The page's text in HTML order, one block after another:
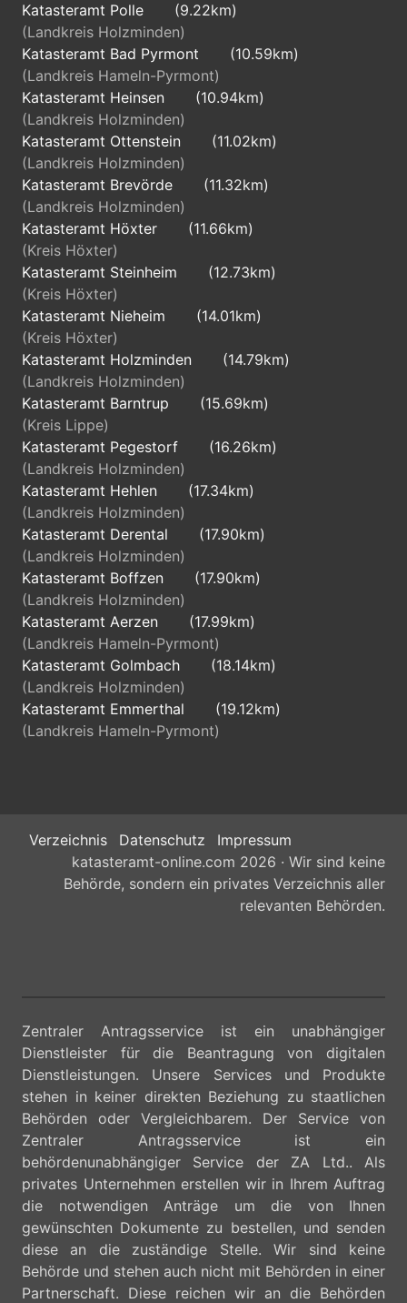
Katasteramt Polle
(9.22km)
(Landkreis Holzminden)
Katasteramt Bad Pyrmont
(10.59km)
(Landkreis Hameln-Pyrmont)
Katasteramt Heinsen
(10.94km)
(Landkreis Holzminden)
Katasteramt Ottenstein
(11.02km)
(Landkreis Holzminden)
Katasteramt Brevörde
(11.32km)
(Landkreis Holzminden)
Katasteramt Höxter
(11.66km)
(Kreis Höxter)
Katasteramt Steinheim
(12.73km)
(Kreis Höxter)
Katasteramt Nieheim
(14.01km)
(Kreis Höxter)
Katasteramt Holzminden
(14.79km)
(Landkreis Holzminden)
Katasteramt Barntrup
(15.69km)
(Kreis Lippe)
Katasteramt Pegestorf
(16.26km)
(Landkreis Holzminden)
Katasteramt Hehlen
(17.34km)
(Landkreis Holzminden)
Katasteramt Derental
(17.90km)
(Landkreis Holzminden)
Katasteramt Boffzen
(17.90km)
(Landkreis Holzminden)
Katasteramt Aerzen
(17.99km)
(Landkreis Hameln-Pyrmont)
Katasteramt Golmbach
(18.14km)
(Landkreis Holzminden)
Katasteramt Emmerthal
(19.12km)
(Landkreis Hameln-Pyrmont)
Verzeichnis Datenschutz
Impressum
katasteramt-online.com 2026 · Wir sind keine
Behörde, sondern ein privates Verzeichnis aller
relevanten Behörden.
Zentraler Antragsservice ist ein unabhängiger
Dienstleister für die Beantragung von digitalen
Dienstleistungen. Unsere Services und Produkte
stehen in keiner direkten Beziehung zu staatlichen
Behörden oder Vergleichbarem. Der Service von
Zentraler Antragsservice ist ein
behördenunabhängiger Service der ZA Ltd.. Als
privates Unternehmen erstellen wir in Ihrem Auftrag
die notwendigen Anträge um die von Ihnen
gewünschten Dokumente zu bestellen, und senden
diese an die zuständige Stelle. Wir sind keine
Behörde und stehen auch nicht mit Behörden in einer
Partnerschaft. Diese reichen wir an die Behörden